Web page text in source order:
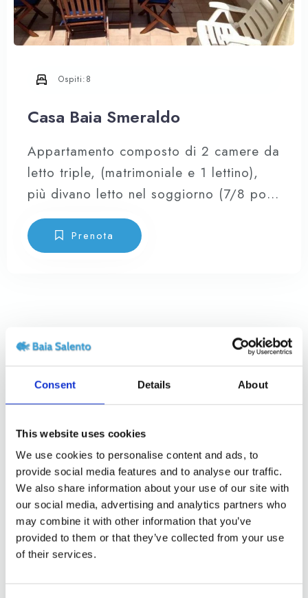
Consent Details About
This website uses cookies
We use cookies to personalise content and ads, to
provide social media features and to analyse our traffic.
We also share information about your use of our site with
our social media, advertising and analytics partners who
may combine it with other information that you’ve
provided to them or that they’ve collected from your use
of their services.
Casa Baia Smeraldo
Appartamento composto di 2 camere da
letto triple, (matrimoniale e 1 lettino),
più divano letto nel soggiorno (7/8 posti
letto), cucina a vista attrezzata provvista
di forno, forno microonde, frigo
combinato e di tutte le stoviglie,
stanza.
Ospiti:8
Prenota